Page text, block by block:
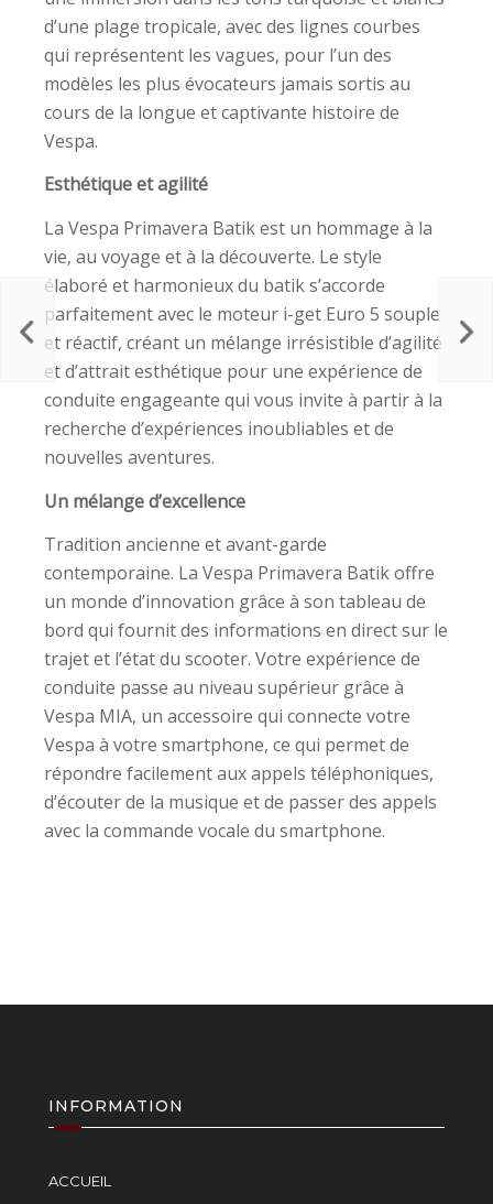
d’une plage tropicale, avec des lignes courbes
qui représentent les vagues, pour l’un des
modèles les plus évocateurs jamais sortis au
cours de la longue et captivante histoire de
Vespa.
Esthétique et agilité
La Vespa Primavera Batik est un hommage à la
vie, au voyage et à la découverte. Le style
élaboré et harmonieux du batik s’accorde
parfaitement avec le moteur i-get Euro 5 souple
et réactif, créant un mélange irrésistible d’agilité
et d’attrait esthétique pour une expérience de
conduite engageante qui vous invite à partir à la
recherche d’expériences inoubliables et de
nouvelles aventures.
Un mélange d’excellence
Tradition ancienne et avant-garde
contemporaine. La Vespa Primavera Batik offre
un monde d’innovation grâce à son tableau de
bord qui fournit des informations en direct sur le
trajet et l’état du scooter. Votre expérience de
conduite passe au niveau supérieur grâce à
Vespa MIA, un accessoire qui connecte votre
Vespa à votre smartphone, ce qui permet de
répondre facilement aux appels téléphoniques,
d’écouter de la musique et de passer des appels
avec la commande vocale du smartphone.
INFORMATION
ACCUEIL